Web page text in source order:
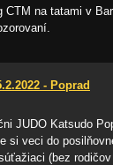
CTM na tatami v
- Poprad
JUDO Katsudo
si veci do
(bez